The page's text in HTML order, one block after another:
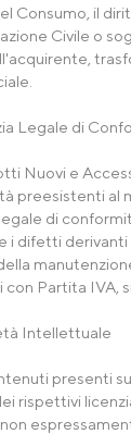
Consumo, il
Civile o
Legale di
Nuovi e
preesistenti al
di
i difetti
Partita IVA,
Intellettuale
presenti
rispettivi